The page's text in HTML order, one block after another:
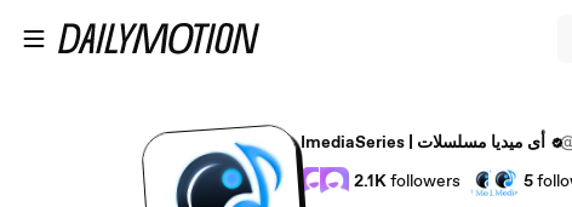
ImediaSeries | أى ميديا مسلسلات
2.1Kfollowers 5